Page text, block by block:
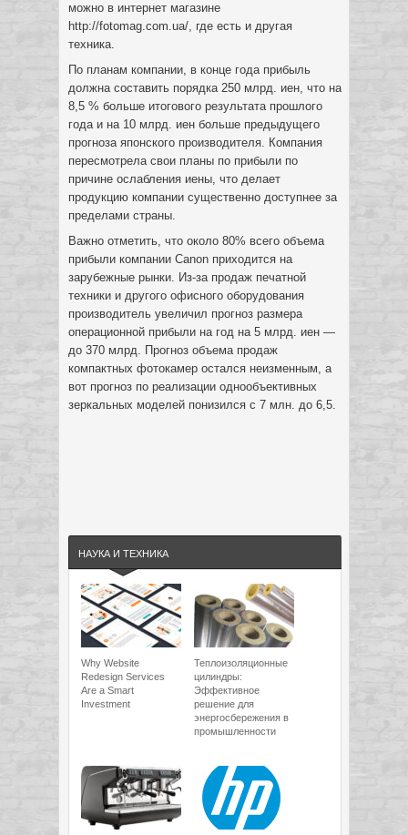
можно в интернет магазине
http://fotomag.com.ua/, где есть и другая
техника.
По планам компании, в конце года прибыль
должна составить порядка 250 млрд. иен, что на
8,5 % больше итогового результата прошлого
года и на 10 млрд. иен больше предыдущего
прогноза японского производителя. Компания
пересмотрела свои планы по прибыли по
причине ослабления иены, что делает
продукцию компании существенно доступнее за
пределами страны.
Важно отметить, что около 80% всего объема
прибыли компании Canon приходится на
зарубежные рынки. Из-за продаж печатной
техники и другого офисного оборудования
производитель увеличил прогноз размера
операционной прибыли на год на 5 млрд. иен —
до 370 млрд. Прогноз объема продаж
компактных фотокамер остался неизменным, а
вот прогноз по реализации однообъективных
зеркальных моделей понизился с 7 млн. до 6,5.
НАУКА И ТЕХНИКА
Why Website
Redesign Services
Are a Smart
Investment
Теплоизоляционные
цилиндры:
Эффективное
решение для
энергосбережения в
промышленности